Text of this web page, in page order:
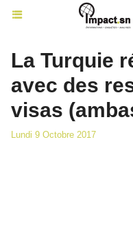
La Turquie
avec des
visas
Lundi 9 Octobre 2017